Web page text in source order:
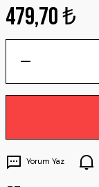
479,70 ₺
Yorum Yaz